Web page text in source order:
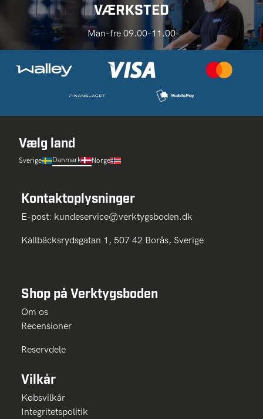
VÆRKSTED
Man-fre 09.00-11.00
Vælg land
Sverige Danmark Norge
Kontaktoplysninger
E-post: kundeservice@verktygsboden.dk
Källbäcksrydsgatan 1, 507 42 Borås, Sverige
Shop på Verktygsboden
Om os
Recensioner
Reservdele
Vilkår
Købsvilkår
Integritetspolitik